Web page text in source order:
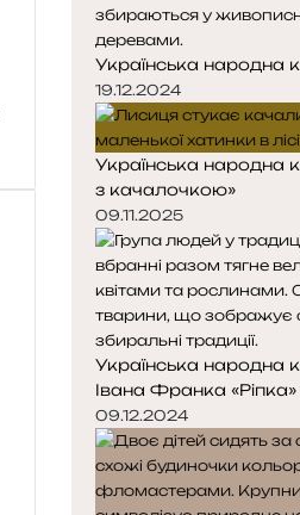
Українська народна
19.12.2024
Українська народна
з качалочкою»
09.11.2025
Українська народна
Івана Франка «Ріпка»
09.12.2024